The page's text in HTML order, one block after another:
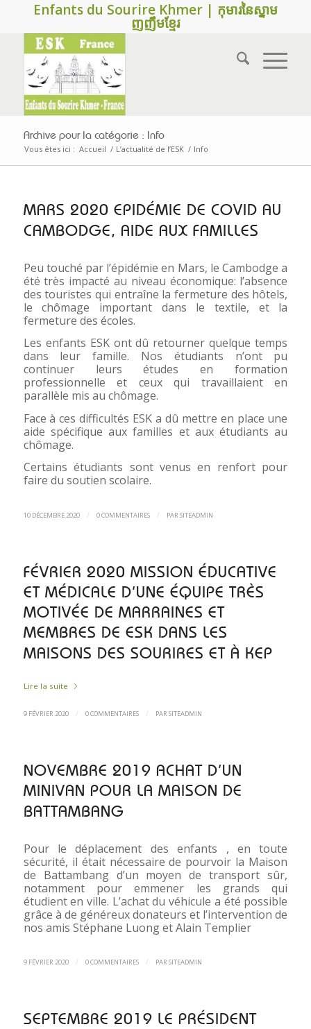
Enfants du Sourire Khmer | កុមារនៃស្នាម
ញញឹមខ្មែរ
Archive pour la catégorie : Info
Vous êtes ici : Accueil / L’actualité de l’ESK / Info
MARS 2020 EPIDÉMIE DE COVID AU
CAMBODGE, AIDE AUX FAMILLES
Peu touché par l’épidémie en Mars, le Cambodge a
été très impacté au niveau économique: l’absence
des touristes qui entraîne la fermeture des hôtels,
le chômage important dans le textile, et la
fermeture des écoles.
Les enfants ESK ont dû retourner quelque temps
dans leur famille. Nos étudiants n’ont pu
continuer leurs études en formation
professionnelle et ceux qui travaillaient en
parallèle mis au chômage.
Face à ces difficultés ESK a dû mettre en place une
aide spécifique aux familles et aux étudiants au
chômage.
Certains étudiants sont venus en renfort pour
faire du soutien scolaire.
10 DÉCEMBRE 2020 / 0 COMMENTAIRES / PAR SITEADMIN
FÉVRIER 2020 MISSION ÉDUCATIVE
ET MÉDICALE D’UNE ÉQUIPE TRÈS
MOTIVÉE DE MARRAINES ET
MEMBRES DE ESK DANS LES
MAISONS DES SOURIRES ET À KEP
Lire la suite
9 FÉVRIER 2020 / 0 COMMENTAIRES / PAR SITEADMIN
NOVEMBRE 2019 ACHAT D’UN
MINIVAN POUR LA MAISON DE
BATTAMBANG
Pour le déplacement des enfants , en toute
sécurité, il était nécessaire de pourvoir la Maison
de Battambang d’un moyen de transport sûr,
notamment pour emmener les grands qui
étudient en ville. L’achat du véhicule a été possible
grâce à de généreux donateurs et l’intervention de
nos amis Stéphane Luong et Alain Templier
9 FÉVRIER 2020 / 0 COMMENTAIRES / PAR SITEADMIN
SEPTEMBRE 2019 LE PRÉSIDENT